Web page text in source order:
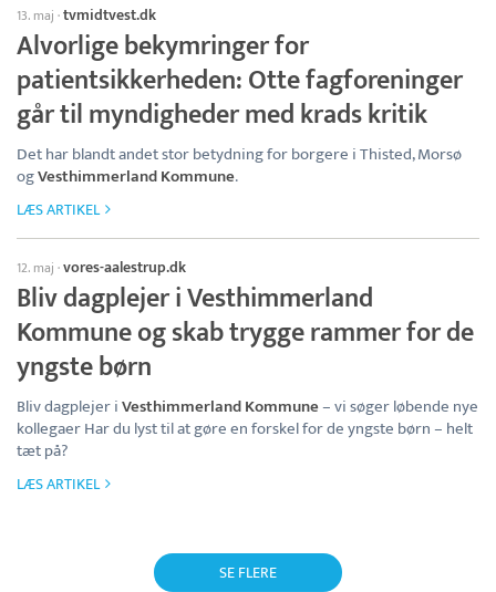
13. maj ·tvmidtvest.dk
Alvorlige bekymringer for
patientsikkerheden: Otte fagforeninger
går til myndigheder med krads kritik
Det har blandt andet stor betydning for borgere i Thisted, Morsø
ogVesthimmerland Kommune.
LÆS ARTIKEL
12. maj ·vores-aalestrup.dk
Bliv dagplejer i Vesthimmerland
Kommune og skab trygge rammer for de
yngste børn
Bliv dagplejer iVesthimmerland Kommune– vi søger løbende nye
kollegaer Har du lyst til at gøre en forskel for de yngste børn – helt
tæt på?
LÆS ARTIKEL
SE FLERE